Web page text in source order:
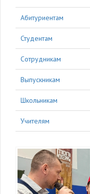
Абитуриентам
Студентам
Сотрудникам
Выпускникам
Школьникам
Учителям